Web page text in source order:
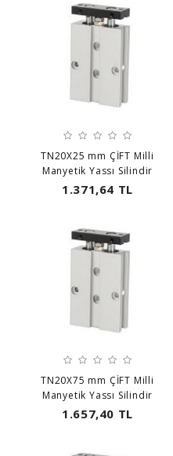
TN20X25 mm ÇİFT Milli
Manyetik Yassı Silindir
1.371,64 TL
TN20X75 mm ÇİFT Milli
Manyetik Yassı Silindir
1.657,40 TL